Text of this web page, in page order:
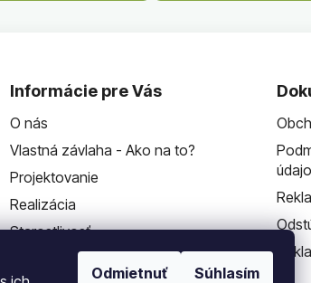
Odmietnuť Súhlasím
ý
u
Informácie pre Vás
O nás
Vlastná závlaha - Ako na to?
Projektovanie
Realizácia
Starostlivosť